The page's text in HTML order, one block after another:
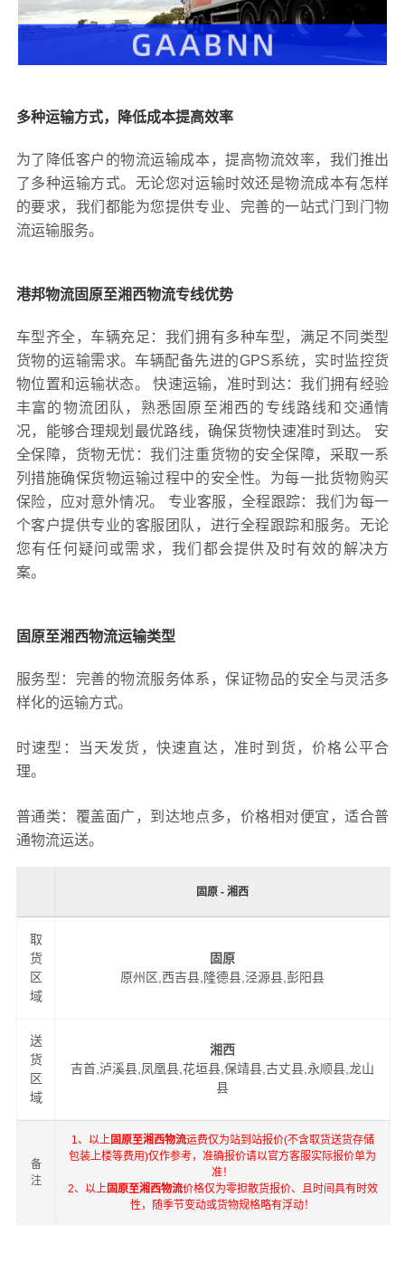
多种运输方式，降低成本提高效率
为了降低客户的物流运输成本，提高物流效率，我们推出
了多种运输方式。无论您对运输时效还是物流成本有怎样
的要求，我们都能为您提供专业、完善的一站式门到门物
流运输服务。
港邦物流固原至湘西物流专线优势
车型齐全，车辆充足：我们拥有多种车型，满足不同类型
货物的运输需求。车辆配备先进的GPS系统，实时监控货
物位置和运输状态。 快速运输，准时到达：我们拥有经验
丰富的物流团队，熟悉固原至湘西的专线路线和交通情
况，能够合理规划最优路线，确保货物快速准时到达。 安
全保障，货物无忧：我们注重货物的安全保障，采取一系
列措施确保货物运输过程中的安全性。为每一批货物购买
保险，应对意外情况。 专业客服，全程跟踪：我们为每一
个客户提供专业的客服团队，进行全程跟踪和服务。无论
您有任何疑问或需求，我们都会提供及时有效的解决方
案。
固原至湘西物流运输类型
服务型：完善的物流服务体系，保证物品的安全与灵活多
样化的运输方式。
时速型：当天发货，快速直达，准时到货，价格公平合
理。
普通类：覆盖面广，到达地点多，价格相对便宜，适合普
通物流运送。
固原 - 湘西
取
货
区
域
固原
原州区,西吉县,隆德县,泾源县,彭阳县
送
货
区
域
湘西
吉首,泸溪县,凤凰县,花垣县,保靖县,古丈县,永顺县,龙山
县
备
注
1、以上固原至湘西物流运费仅为站到站报价(不含取货送货存储
包装上楼等费用)仅作参考，准确报价请以官方客服实际报价单为
准！
2、以上固原至湘西物流价格仅为零担散货报价、且时间具有时效
性，随季节变动或货物规格略有浮动！